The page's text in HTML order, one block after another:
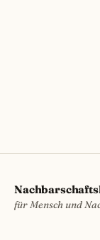
für Mensch und